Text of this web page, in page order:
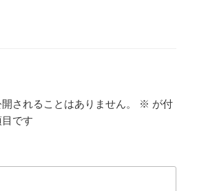
されることはありません。 ※ が付
です